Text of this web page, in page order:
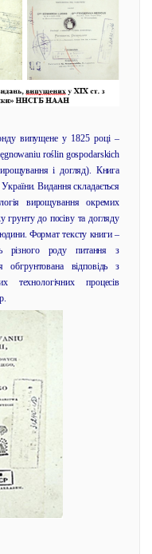
випущене у 1825 році –
roślin gospodarskich
і догляд). Книга
Видання складається
вирощування окремих
грунту до посіву та догляду
Формат тексту книги –
різного роду питання з
обгрунтована відповідь з
процесів